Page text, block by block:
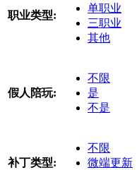
职业类型:
单职业
三职业
其他
假人陪玩:
不限
是
不是
补丁类型:
不限
微端更新